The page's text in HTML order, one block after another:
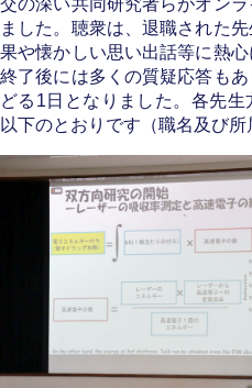
交の深い共同研究者らがオン
ました。聴衆は、退職された
果や懐かしい思い出話等に熱
終了後には多くの質疑応答も
どる1日となりました。各先生
以下のとおりです（職名及び所